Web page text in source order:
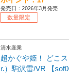
発売日：2026年3月発売
数量限定
清水産業
超かぐや姫！ どこ
r.）駒沢雷/VR 【